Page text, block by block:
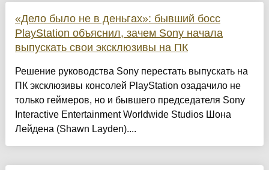
«Дело было не в деньгах»: бывший босс
PlayStation объяснил, зачем Sony начала
выпускать свои эксклюзивы на ПК
Решение руководства Sony перестать выпускать на
ПК эксклюзивы консолей PlayStation озадачило не
только геймеров, но и бывшего председателя Sony
Interactive Entertainment Worldwide Studios Шона
Лейдена (Shawn Layden)....